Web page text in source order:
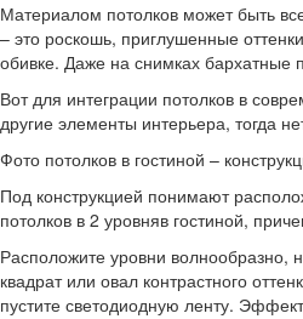
Материалом потолков может быть
– это роскошь, приглушенные
обивке. Даже на снимках бархатные
Вот для интеграции потолков в
другие элементы интерьера, тогда
Фото потолков в гостиной –
Под конструкцией понимают
потолков в 2 уровняв гостиной,
Расположите уровни волнообразно,
квадрат или овал контрастного
пустите светодиодную ленту.